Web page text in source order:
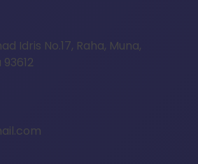
Idris No.17, Raha, Muna,